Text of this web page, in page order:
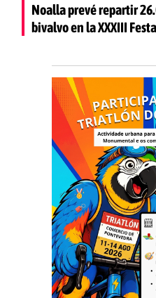
Noalla prevé repartir
bivalvo en la XXXIII